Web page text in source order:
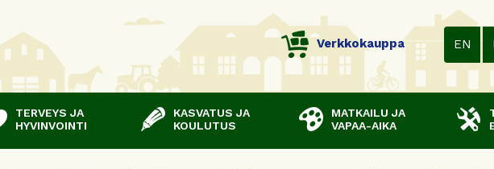
Verkkokauppa EN
TERVEYS JA
HYVINVOINTI
KASVATUS JA
KOULUTUS
MATKAILU JA
VAPAA-AIKA